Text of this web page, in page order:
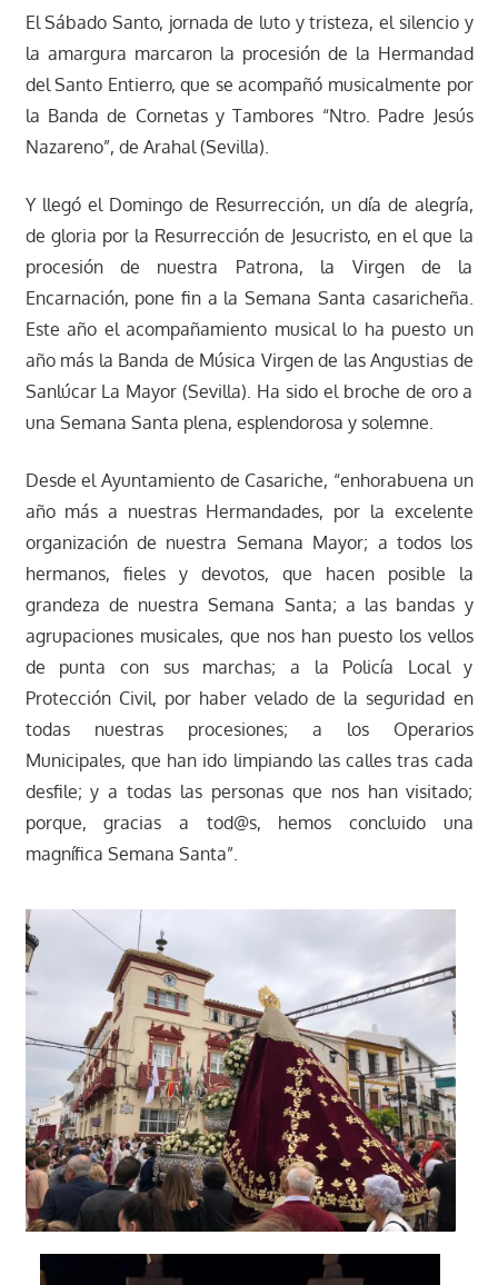
El Sábado Santo, jornada de luto y tristeza, el silencio y
la amargura marcaron la procesión de la Hermandad
del Santo Entierro, que se acompañó musicalmente por
la Banda de Cornetas y Tambores “Ntro. Padre Jesús
Nazareno”, de Arahal (Sevilla).
Y llegó el Domingo de Resurrección, un día de alegría,
de gloria por la Resurrección de Jesucristo, en el que la
procesión de nuestra Patrona, la Virgen de la
Encarnación, pone fin a la Semana Santa casaricheña.
Este año el acompañamiento musical lo ha puesto un
año más la Banda de Música Virgen de las Angustias de
Sanlúcar La Mayor (Sevilla). Ha sido el broche de oro a
una Semana Santa plena, esplendorosa y solemne.
Desde el Ayuntamiento de Casariche, “enhorabuena un
año más a nuestras Hermandades, por la excelente
organización de nuestra Semana Mayor; a todos los
hermanos, fieles y devotos, que hacen posible la
grandeza de nuestra Semana Santa; a las bandas y
agrupaciones musicales, que nos han puesto los vellos
de punta con sus marchas; a la Policía Local y
Protección Civil, por haber velado de la seguridad en
todas nuestras procesiones; a los Operarios
Municipales, que han ido limpiando las calles tras cada
desfile; y a todas las personas que nos han visitado;
porque, gracias a tod@s, hemos concluido una
magnífica Semana Santa”.